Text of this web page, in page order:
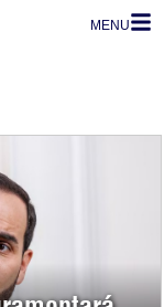
MENU